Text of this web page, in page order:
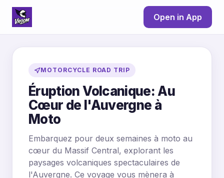
Open in App
MOTORCYCLE ROAD TRIP
Éruption Volcanique: Au
Cœur de l'Auvergne à
Moto
Embarquez pour deux semaines à moto au
cœur du Massif Central, explorant les
paysages volcaniques spectaculaires de
l'Auvergne. Ce voyage vous mènera à